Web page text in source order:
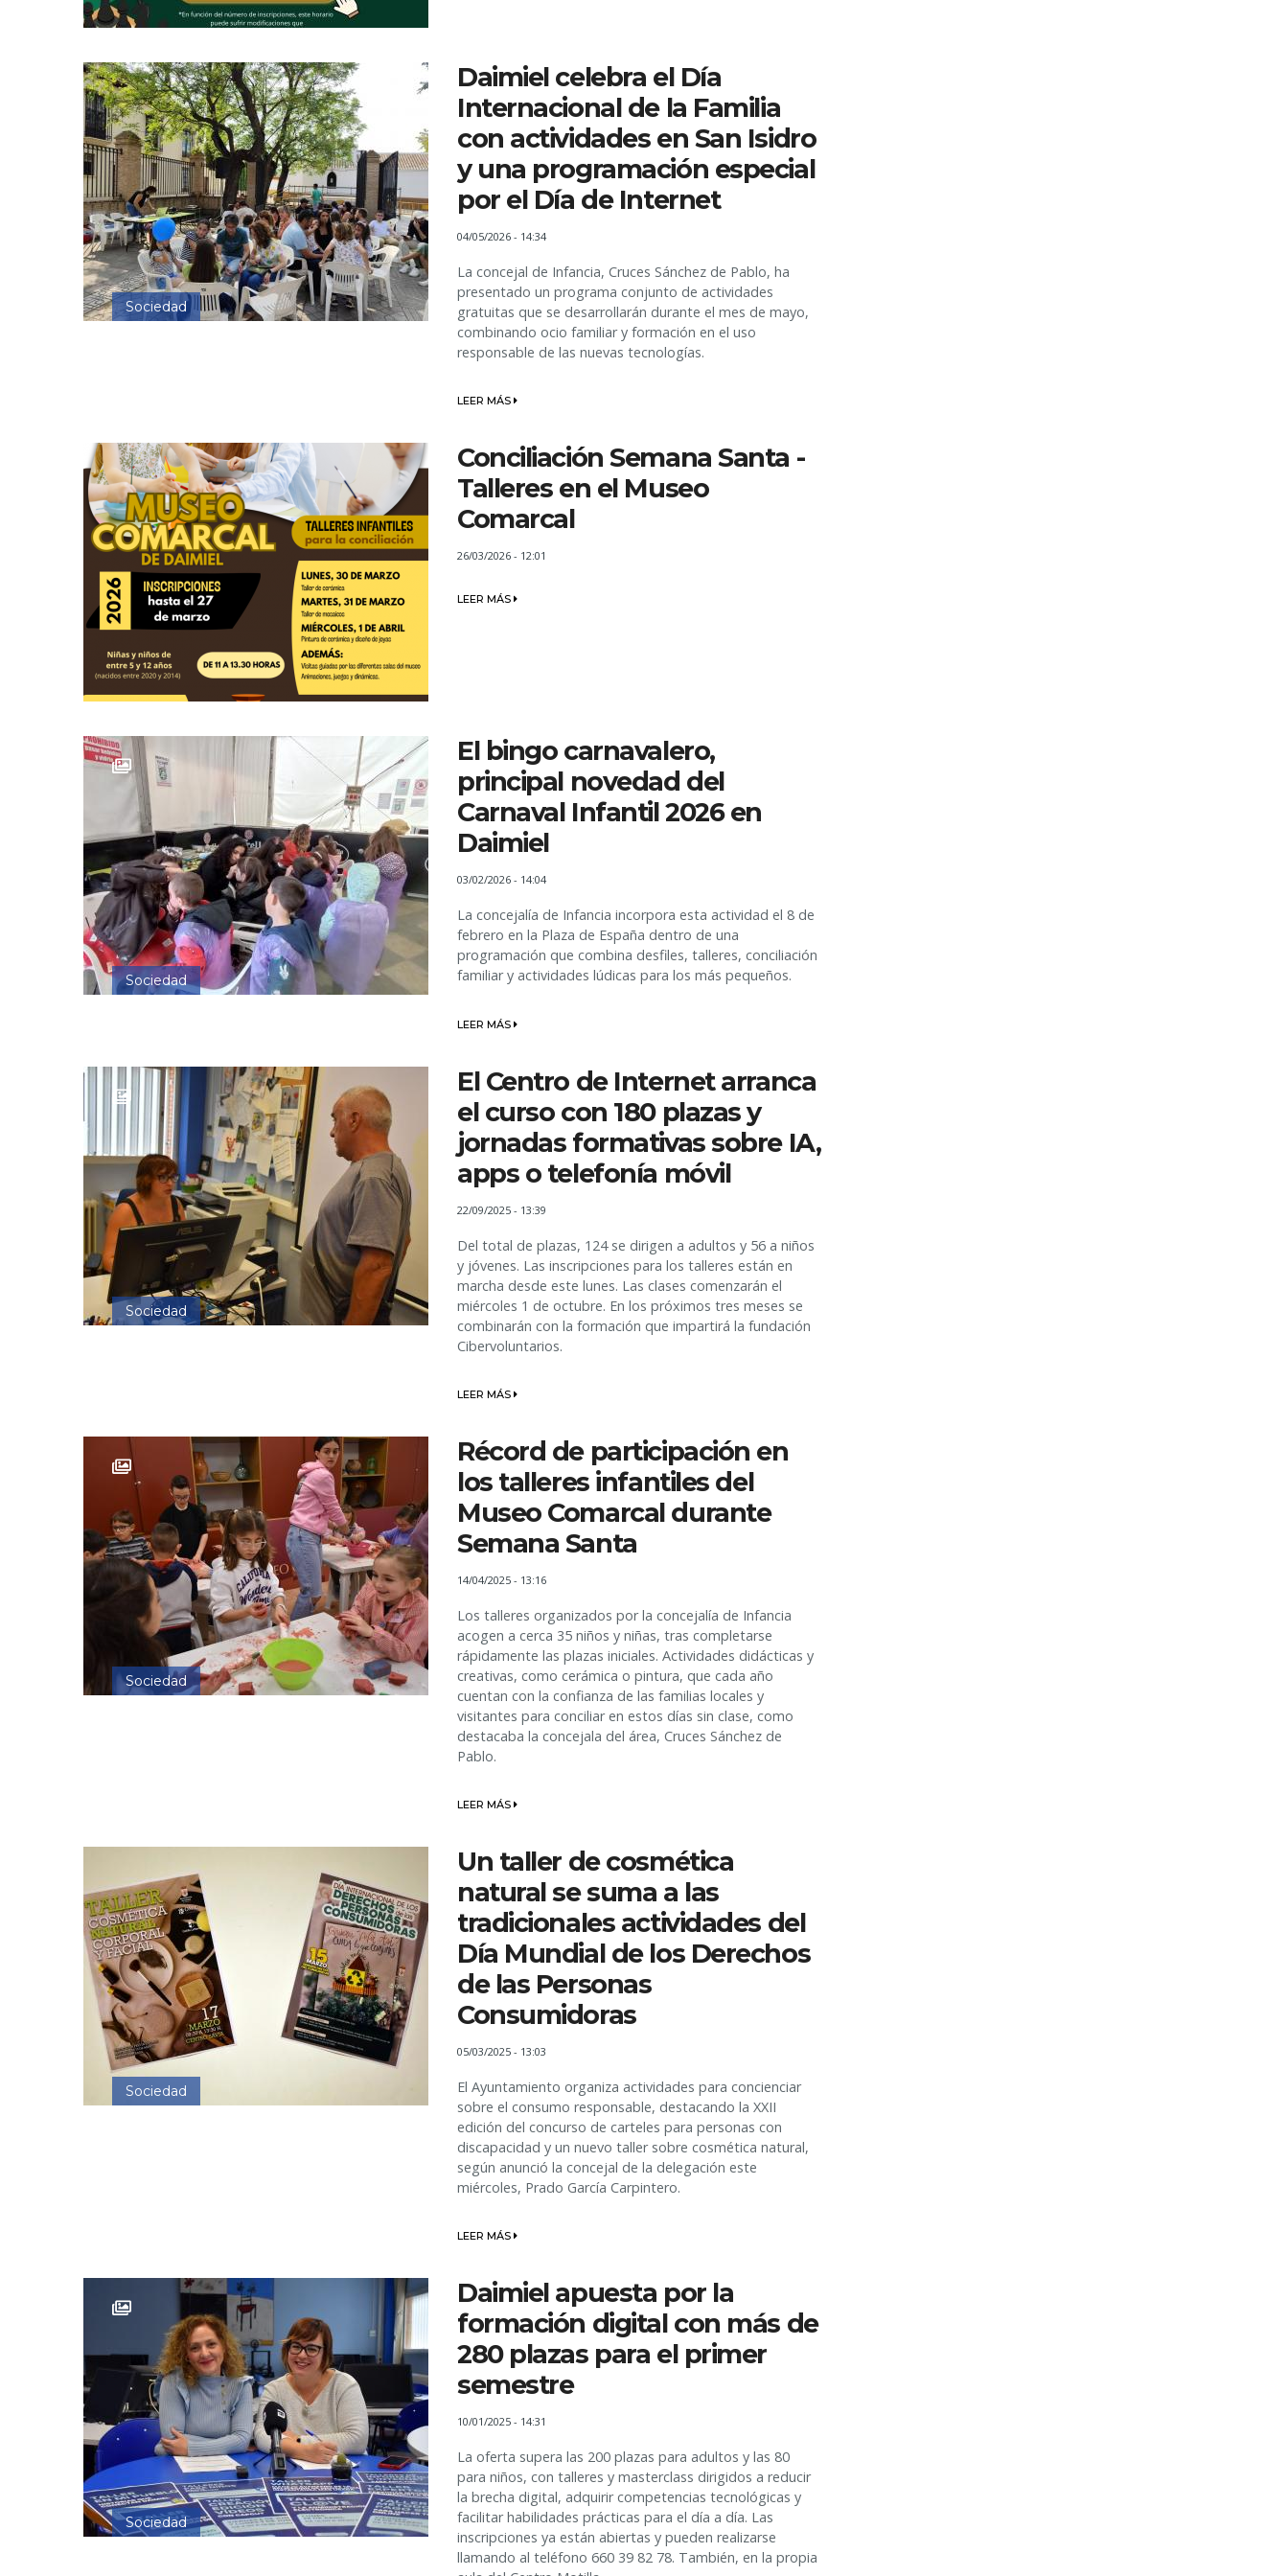
Sociedad
Daimiel celebra el Día
Internacional de la Familia
con actividades en San Isidro
y una programación especial
por el Día de Internet
04/05/2026 - 14:34
La concejal de Infancia, Cruces Sánchez de Pablo, ha
presentado un programa conjunto de actividades
gratuitas que se desarrollarán durante el mes de mayo,
combinando ocio familiar y formación en el uso
responsable de las nuevas tecnologías.
LEER MÁS
Conciliación Semana Santa -
Talleres en el Museo
Comarcal
26/03/2026 - 12:01
LEER MÁS
Sociedad
El bingo carnavalero,
principal novedad del
Carnaval Infantil 2026 en
Daimiel
03/02/2026 - 14:04
La concejalía de Infancia incorpora esta actividad el 8 de
febrero en la Plaza de España dentro de una
programación que combina desfiles, talleres, conciliación
familiar y actividades lúdicas para los más pequeños.
LEER MÁS
Sociedad
El Centro de Internet arranca
el curso con 180 plazas y
jornadas formativas sobre IA,
apps o telefonía móvil
22/09/2025 - 13:39
Del total de plazas, 124 se dirigen a adultos y 56 a niños
y jóvenes. Las inscripciones para los talleres están en
marcha desde este lunes. Las clases comenzarán el
miércoles 1 de octubre. En los próximos tres meses se
combinarán con la formación que impartirá la fundación
Cibervoluntarios.
LEER MÁS
Sociedad
Récord de participación en
los talleres infantiles del
Museo Comarcal durante
Semana Santa
14/04/2025 - 13:16
Los talleres organizados por la concejalía de Infancia
acogen a cerca 35 niños y niñas, tras completarse
rápidamente las plazas iniciales. Actividades didácticas y
creativas, como cerámica o pintura, que cada año
cuentan con la confianza de las familias locales y
visitantes para conciliar en estos días sin clase, como
destacaba la concejala del área, Cruces Sánchez de
Pablo.
LEER MÁS
Sociedad
Un taller de cosmética
natural se suma a las
tradicionales actividades del
Día Mundial de los Derechos
de las Personas
Consumidoras
05/03/2025 - 13:03
El Ayuntamiento organiza actividades para concienciar
sobre el consumo responsable, destacando la XXII
edición del concurso de carteles para personas con
discapacidad y un nuevo taller sobre cosmética natural,
según anunció la concejal de la delegación este
miércoles, Prado García Carpintero.
LEER MÁS
Sociedad
Daimiel apuesta por la
formación digital con más de
280 plazas para el primer
semestre
10/01/2025 - 14:31
La oferta supera las 200 plazas para adultos y las 80
para niños, con talleres y masterclass dirigidos a reducir
la brecha digital, adquirir competencias tecnológicas y
facilitar habilidades prácticas para el día a día. Las
inscripciones ya están abiertas y pueden realizarse
llamando al teléfono 660 39 82 78. También, en la propia